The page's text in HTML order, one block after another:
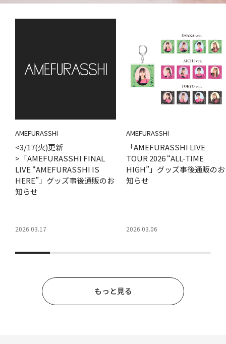
AMEFURASSHI
<3/17(火)更新
>「AMEFURASSHI FINAL
LIVE “AMEFURASSHI IS
HERE”」グッズ事後通販のお
知らせ
2026.03.17
AMEFURASSHI
「AMEFURASSHI LIVE
TOUR 2026 “ALL-TIME
HIGH”」グッズ事後通販のお
知らせ
2026.03.06
もっと見る